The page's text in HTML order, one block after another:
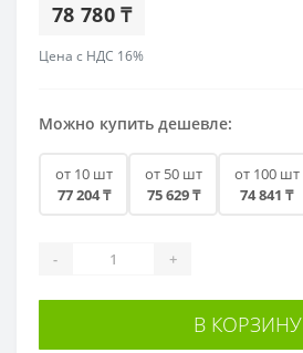
78 780 ₸
Цена с НДС 16%
Можно купить дешевле:
от 10 шт
77 204 ₸
от 50 шт
75 629 ₸
от 100 шт
74 841 ₸
- +
В КОРЗИНУ